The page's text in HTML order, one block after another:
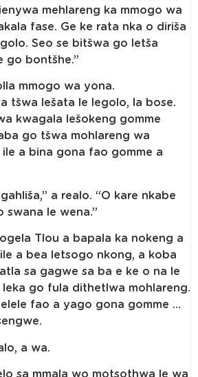
mehlareng ka mmogo wa
fase. Ge ke rata nka o diriša
Seo se bitšwa go letša
go bontšhe.”
wa yona.
tšwa lešata le legolo, la bose.
kwagala lešokeng gomme
go tšwa mohlareng wa
ile a bina gona fao gomme a
a realo. “O kare nkabe
swana le wena.”
Tlou a bapala ka nokeng a
a bea letsogo nkong, a koba
sa gagwe sa ba e ke o na le
go fula dithetlwa mohlareng.
fao a yago gona gomme …
a wa.
mmala wo motsothwa le wa